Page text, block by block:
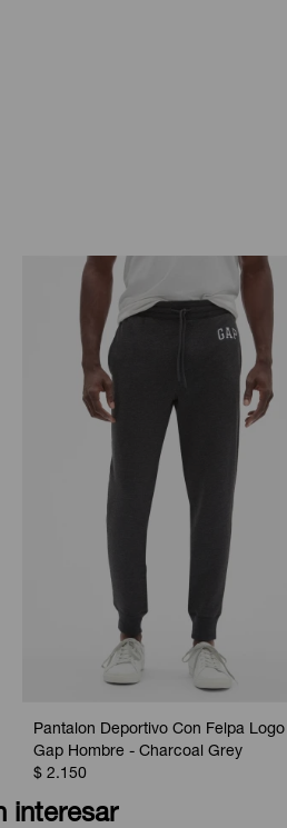
Pantalon Deportivo Con Felpa Logo
Gap Hombre - Charcoal Grey
$ 2.150
interesar